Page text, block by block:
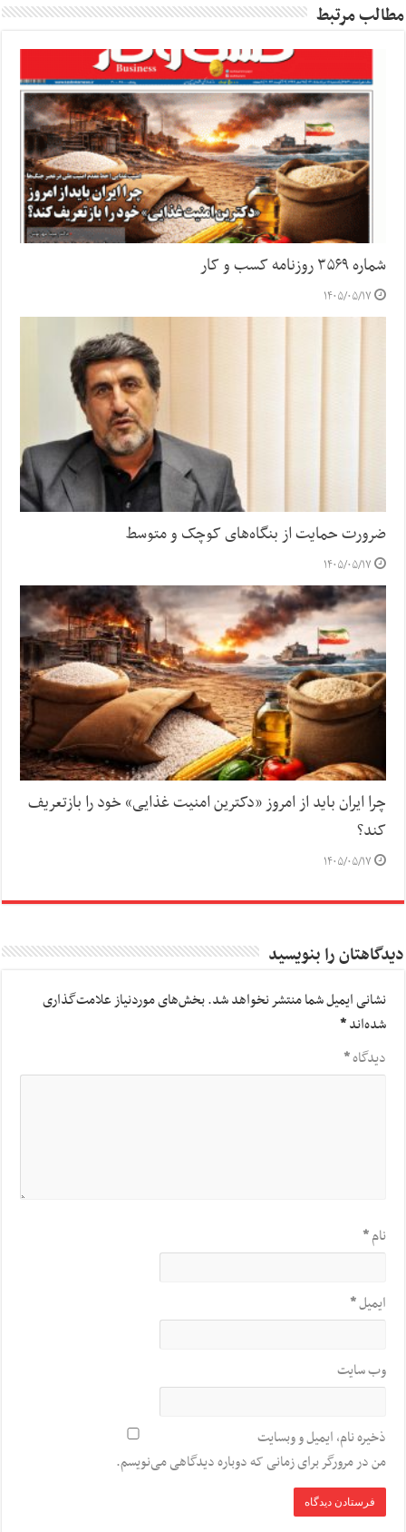
مطالب مرتبط
شماره ۳۵۶۹ روزنامه کسب و کار
۱۴۰۵/۰۵/۱۷
ضرورت حمایت از بنگاه‌های کوچک و متوسط
۱۴۰۵/۰۵/۱۷
چرا ایران باید از امروز «دکترین امنیت غذایی» خود را بازتعریف
کند؟
۱۴۰۵/۰۵/۱۷
دیدگاهتان را بنویسید
نشانی ایمیل شما منتشر نخواهد شد.بخش‌های موردنیاز علامت‌گذاری
شده‌اند*
دیدگاه*
نام*
ایمیل*
وب‌ سایت
ذخیره نام، ایمیل و وبسایت
من در مرورگر برای زمانی که دوباره دیدگاهی می‌نویسم.